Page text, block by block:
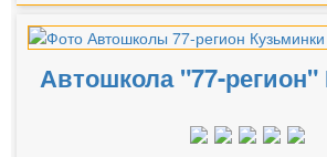
Автошкола "77-регион"